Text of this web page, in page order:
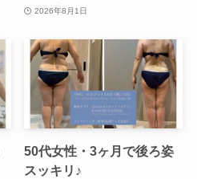
2026年8月1日
50代女性・3ヶ月で後ろ姿
スッキリ♪